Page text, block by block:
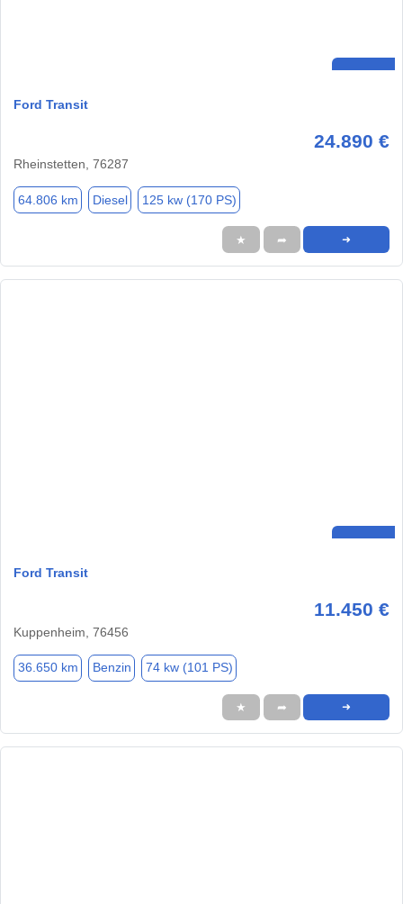
Ford Transit
24.890 €
Rheinstetten, 76287
64.806 km Diesel 125 kw (170 PS)
★ ➦ ➜
Ford Transit
11.450 €
Kuppenheim, 76456
36.650 km Benzin 74 kw (101 PS)
★ ➦ ➜